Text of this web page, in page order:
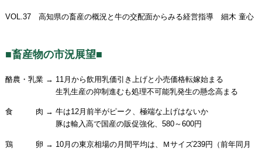
VOL.37 高知県の畜産の概況と牛の交配面からみる経営指導 細木 童心
■畜産物の市況展望■
酪農・乳業 → 11月から飲用乳価引き上げと小売価格転嫁始まる
生乳生産の抑制進むも処理不可能乳発生の懸念高まる
食 肉 → 牛は12月前半がピーク、極端な上げはないか
豚は輸入高で国産の販促強化、580～600円
鶏 卵 → 10月の東京相場の月間平均は、Ｍサイズ239円（前年同月